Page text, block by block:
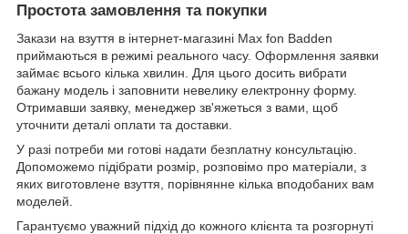
Простота замовлення та покупки
Закази на взуття в інтернет-магазині Max fon Badden
приймаються в режимі реального часу. Оформлення заявки
займає всього кілька хвилин. Для цього досить вибрати
бажану модель і заповнити невелику електронну форму.
Отримавши заявку, менеджер зв'яжеться з вами, щоб
уточнити деталі оплати та доставки.
У разі потреби ми готові надати безплатну консультацію.
Допоможемо підібрати розмір, розповімо про матеріали, з
яких виготовлене взуття, порівнянне кілька вподобаних вам
моделей.
Гарантуємо уважний підхід до кожного клієнта та розгорнуті